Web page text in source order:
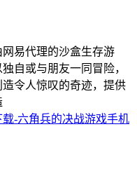
易代理的沙盒生存游
自或与朋友一同冒险，
令人惊叹的奇迹，提供